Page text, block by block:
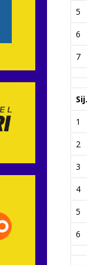
5
6
7
Sij.
1
2
3
4
5
6